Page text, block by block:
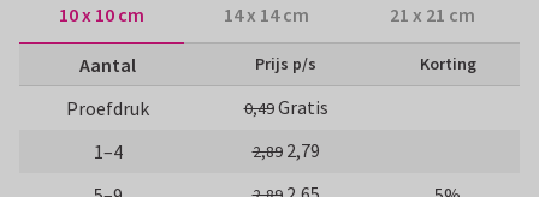
10 x 10 cm 14 x 14 cm 21 x 21 cm
Aantal Prijs p/s Korting
Proefdruk 0,49Gratis
1–4
2,89 2,79